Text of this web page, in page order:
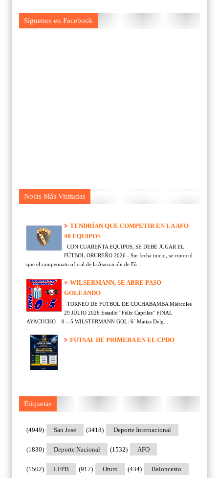
Síguenos en Facebook
Notas Más Visitadas
TENDRÍAN QUE COMPETIR EN LA AFO
40 EQUIPOS
CON CUARENTA EQUIPOS, SE DEBE JUGAR EL
FÚTBOL ORUREÑO 2026 - Sin fecha inicio, se conoció
que el campeonato oficial de la Asociación de Fú...
WILSERMANN, SE ABRE PASO
GOLEANDO
TORNEO DE FUTBOL DE COCHABAMBA Miércoles
29 JULIO 2026 Estadio “Félix Capriles” FINAL
AYACUCHO 0 – 5 WILSTERMANN GOL: 6´ Matias Delg...
FUTSAL DE PRIMERA EN EL CPDO
Etiquetas
San Jose
(4949) Deporte Internacional
(3418)
Deporte Nacional
(1830) AFO
(1532)
LFPB
(1502) Oruro
(917) Baloncesto
(434)